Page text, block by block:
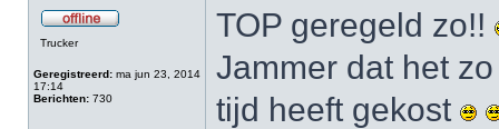
Trucker
Geregistreerd: ma jun 23, 2014
17:14
Berichten: 730
TOP geregeld zo!!
Jammer dat het
tijd heeft gekost